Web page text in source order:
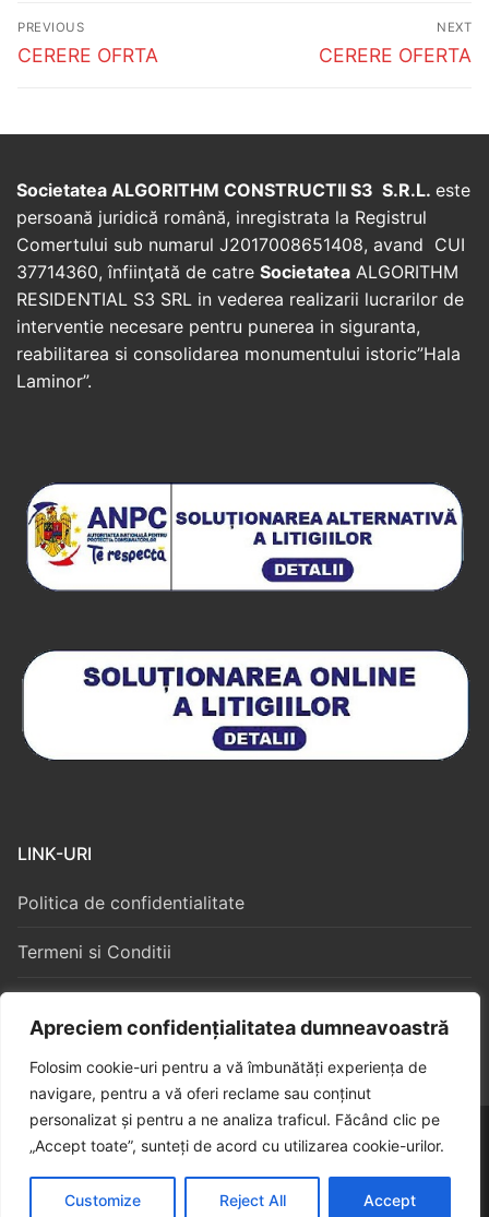
Apreciem confidențialitatea dumneavoastră
Folosim cookie-uri pentru a vă îmbunătăți experiența de
navigare, pentru a vă oferi reclame sau conținut
personalizat și pentru a ne analiza traficul. Făcând clic pe
„Accept toate”, sunteți de acord cu utilizarea cookie-urilor.
Customize Reject All Accept
Post
navigation
PREVIOUS
Previous
CERERE OFRTA
NEXT
Next
CERERE OFERTA
Societatea ALGORITHM CONSTRUCTII S3 S.R.L. este
persoană juridică română, inregistrata la Registrul
Comertului sub numarul J2017008651408, avand CUI
37714360, înfiinţată de catre Societatea ALGORITHM
RESIDENTIAL S3 SRL in vederea realizarii lucrarilor de
interventie necesare pentru punerea in siguranta,
reabilitarea si consolidarea monumentului istoric”Hala
Laminor”.
LINK-URI
Politica de confidentialitate
Termeni si Conditii
Copyright © 2026 – Algorithm Constructii S3